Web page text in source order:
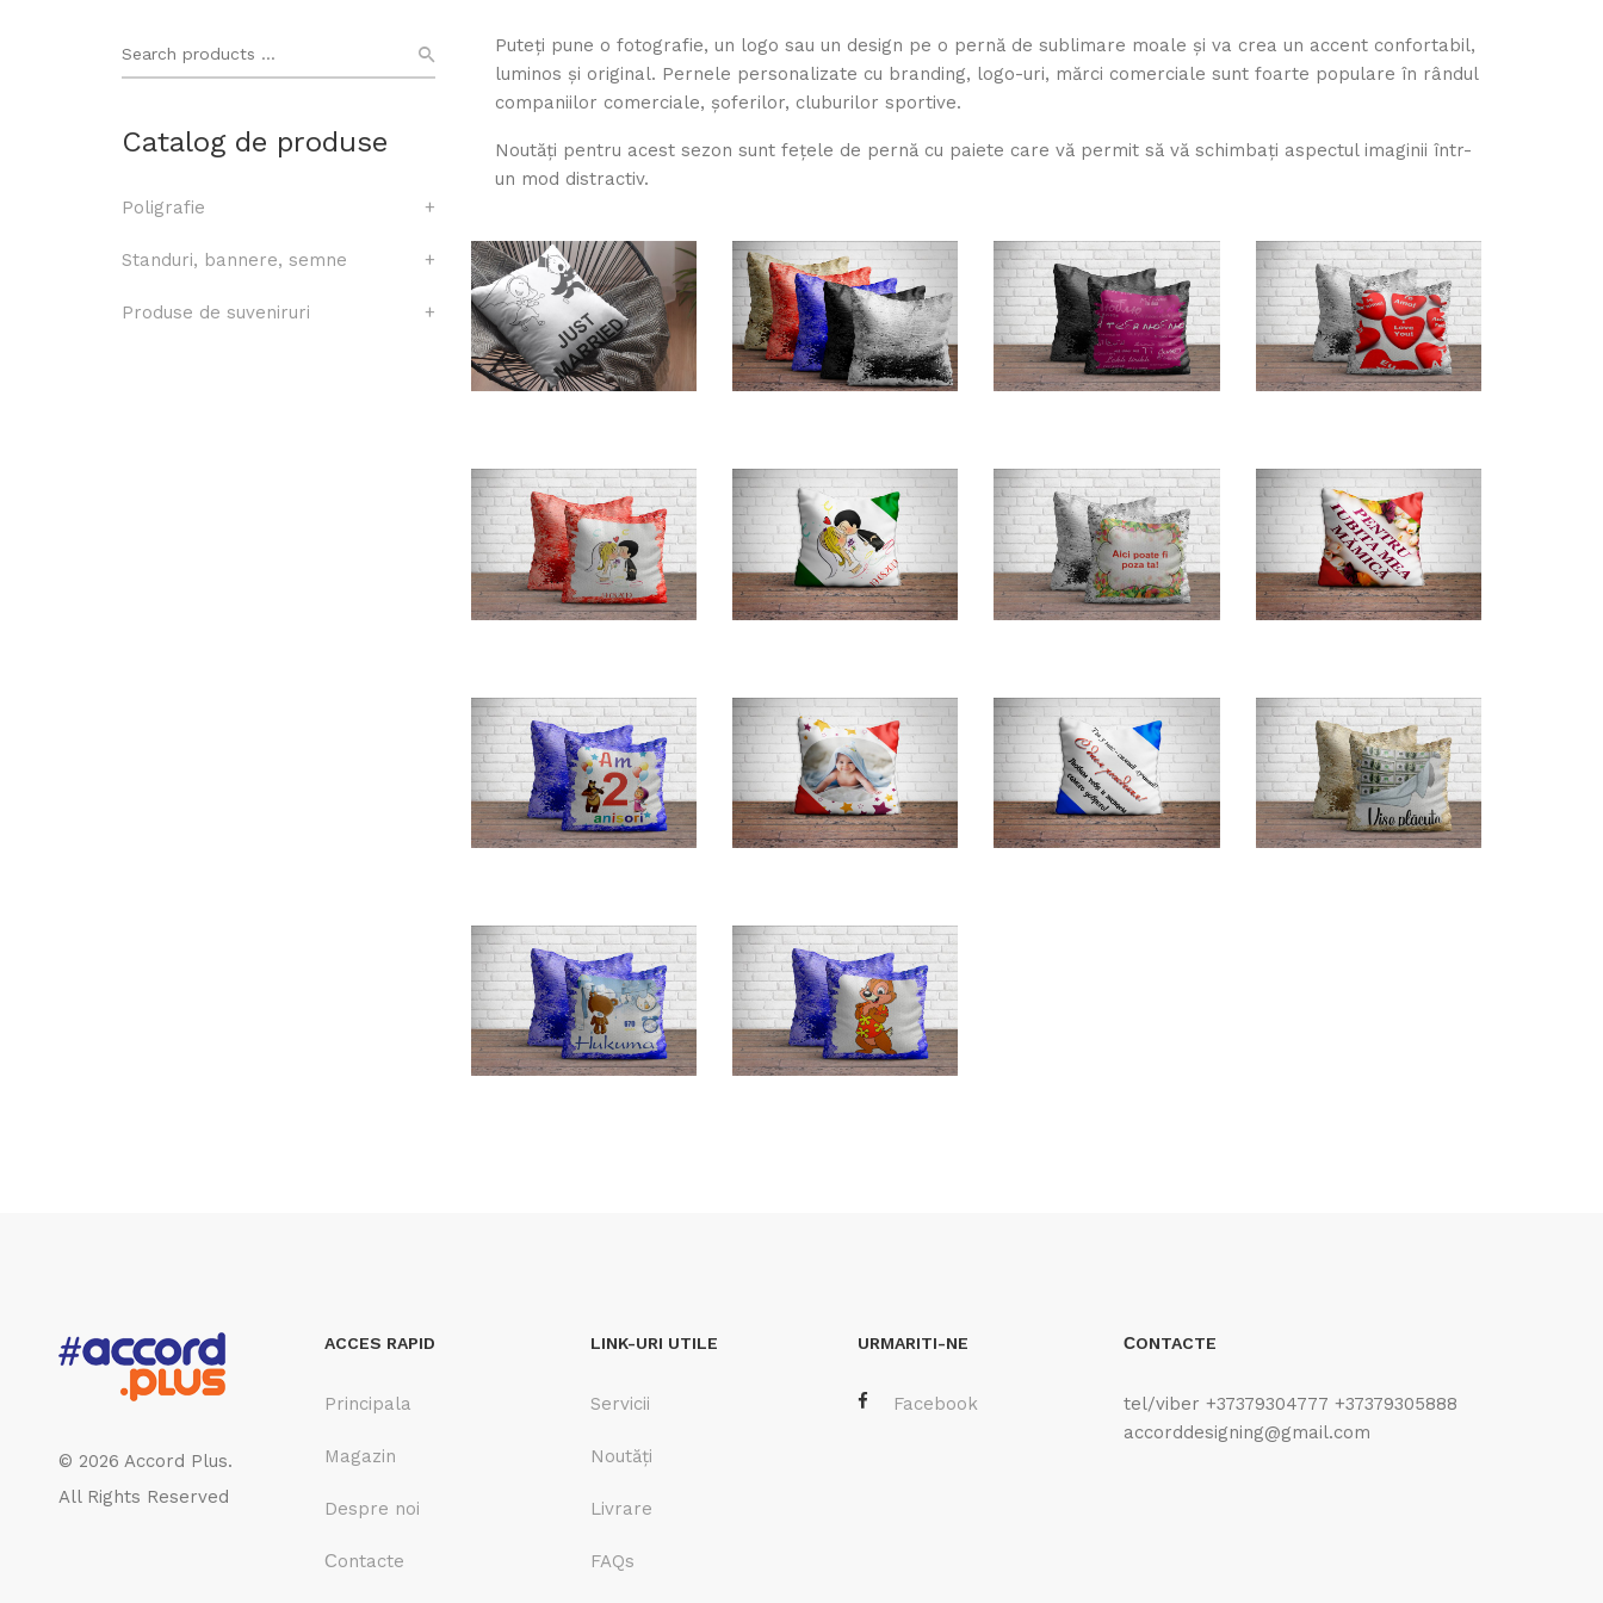
Catalog de produse
Poligrafie +
Standuri, bannere, semne +
Produse de suveniruri +
Puteți pune o fotografie, un logo sau un design pe o pernă de sublimare moale și va crea un accent confortabil,
luminos și original. Pernele personalizate cu branding, logo-uri, mărci comerciale sunt foarte populare în rândul
companiilor comerciale, șoferilor, cluburilor sportive.
Noutăți pentru acest sezon sunt fețele de pernă cu paiete care vă permit să vă schimbați aspectul imaginii într-
un mod distractiv.
© 2026 Accord Plus.
All Rights Reserved
ACCES RAPID
Principala
Magazin
Despre noi
Сontacte
LINK-URI UTILE
Servicii
Noutăți
Livrare
FAQs
URMARITI-NE
Facebook
СONTACTE
tel/viber +37379304777 +37379305888
accorddesigning@gmail.com